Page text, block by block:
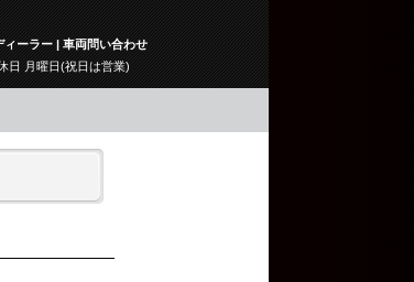
ーラー | 車両問い合わせ
日 月曜日(祝日は営業)